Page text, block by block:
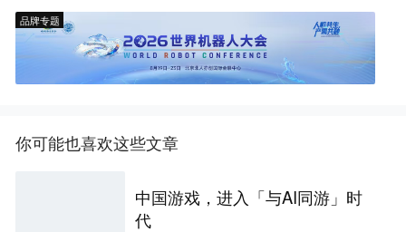
品牌专题
你可能也喜欢这些文章
中国游戏，进入「与AI同游」时
代